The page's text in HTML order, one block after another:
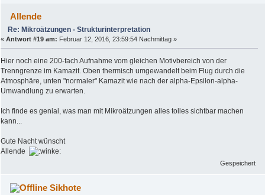
Allende
Re: Mikroätzungen - Strukturinterpretation
« Antwort #19 am: Februar 12, 2016, 23:59:54 Nachmittag »
Hier noch eine 200-fach Aufnahme vom gleichen Motivbereich von der
Trenngrenze im Kamazit. Oben thermisch umgewandelt beim Flug durch die
Atmosphäre, unten "normaler" Kamazit wie nach der alpha-Epsilon-alpha-
Umwandlung zu erwarten.
Ich finde es genial, was man mit Mikroätzungen alles tolles sichtbar machen
kann...
Gute Nacht wünscht
Allende
Gespeichert
Sikhote